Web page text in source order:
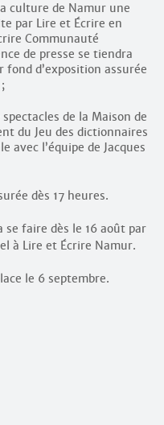
culture de Namur une
par Lire et Écrire en
Communauté
de presse se tiendra
d’exposition assurée
de la Maison de
du Jeu des dictionnaires
avec l’équipe de Jacques
dès 17 heures.
se faire dès le 16 août par
à Lire et Écrire Namur.
le 6 septembre.